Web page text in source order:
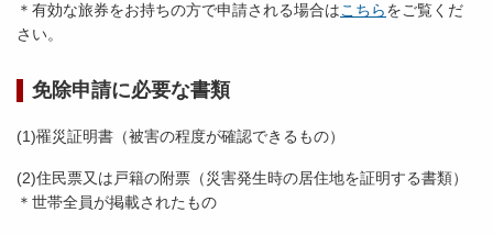
＊有効な旅券をお持ちの方で申請される場合はこちらをご覧くだ
さい。
免除申請に必要な書類
(1)罹災証明書（被害の程度が確認できるもの）
(2)住民票又は戸籍の附票（災害発生時の居住地を証明する書類）
＊世帯全員が掲載されたもの